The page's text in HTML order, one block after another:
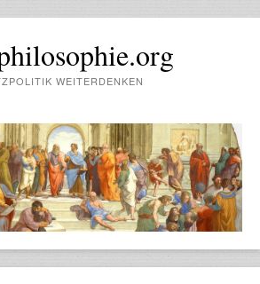
WEITERDENKEN